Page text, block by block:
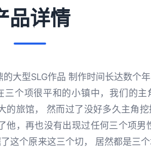
品详情
大型SLG作品 制作时间长达数个
个项很平和的小镇中，我们的
的旅馆， 然而过了没好多久主角
他，再也没有出现过任何三个项男
这个原来这三个切， 居然都是三